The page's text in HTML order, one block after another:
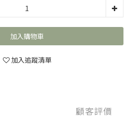
加入購物車
加入追蹤清單
顧客評價